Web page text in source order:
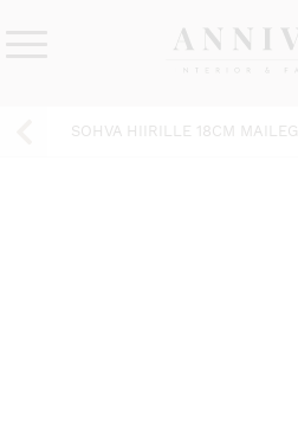
&
SOHVA HIIRILLE 18CM MAILEG